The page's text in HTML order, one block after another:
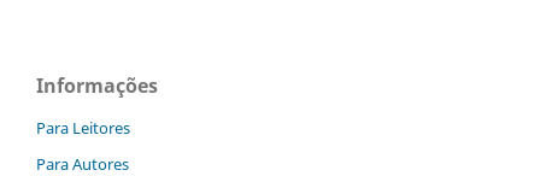
Informações
Para Leitores
Para Autores